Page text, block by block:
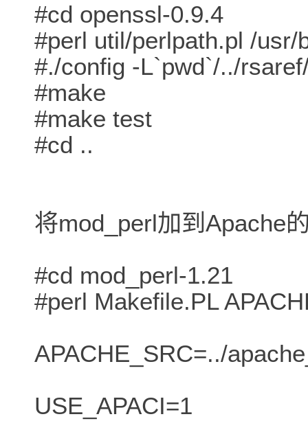
#cd openssl-0.9.4
#perl util/perlpath.pl /usr/
#./config -L`pwd`/../
#make
#make test
#cd ..
将mod_perl加到Apache
#cd mod_perl-1.21
#perl Makefile.PL
APACHE_SRC=../
USE_APACI=1